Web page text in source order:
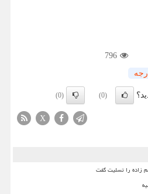
796
(0)
(0)
X
زاده را تسلیت گفت